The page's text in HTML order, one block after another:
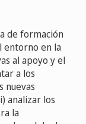
de formación
entorno en la
al apoyo y el
a los
nuevas
analizar los
la